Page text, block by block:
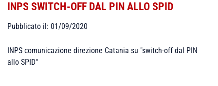
INPS SWITCH-OFF DAL PIN ALLO SPID
Pubblicato il: 01/09/2020
INPS comunicazione direzione Catania su "switch-off dal PIN
allo SPID"